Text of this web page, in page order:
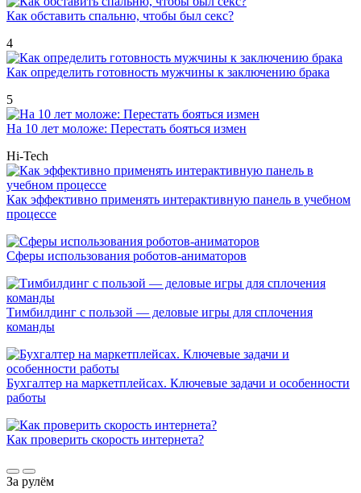
Как обставить спальню, чтобы был секс?
4
Как определить готовность мужчины к заключению брака
5
На 10 лет моложе: Перестать бояться измен
Hi-Tech
Как эффективно применять интерактивную панель в учебном
процессе
Сферы использования роботов-аниматоров
Тимбилдинг с пользой — деловые игры для сплочения
команды
Бухгалтер на маркетплейсах. Ключевые задачи и особенности
работы
Как проверить скорость интернета?
За рулём